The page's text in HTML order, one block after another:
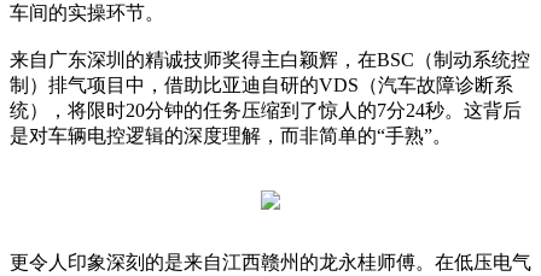
车间的实操环节。
来自广东深圳的精诚技师奖得主白颖辉，在BSC（制动系统控
制）排气项目中，借助比亚迪自研的VDS（汽车故障诊断系
统），将限时20分钟的任务压缩到了惊人的7分24秒。这背后
是对车辆电控逻辑的深度理解，而非简单的“手熟”。
更令人印象深刻的是来自江西赣州的龙永桂师傅。在低压电气